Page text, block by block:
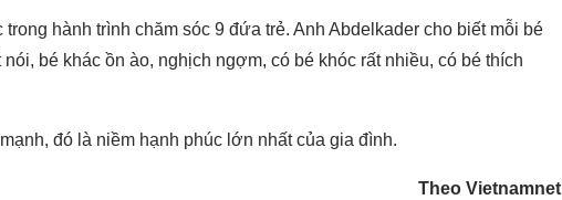
hành trình chăm sóc 9 đứa trẻ. Anh Abdelkader cho biết mỗi bé
bé khác ồn ào, nghịch ngợm, có bé khóc rất nhiều, có bé thích
đó là niềm hạnh phúc lớn nhất của gia đình.
Theo Vietnamnet